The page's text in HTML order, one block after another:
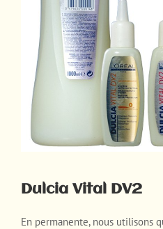
Dulcia Vital DV2
En permanente, nous utilisons